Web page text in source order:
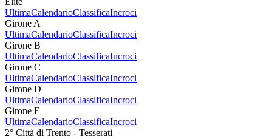
UltimaCalendarioClassificaIncroci
Girone A
UltimaCalendarioClassificaIncroci
Girone B
UltimaCalendarioClassificaIncroci
Girone C
UltimaCalendarioClassificaIncroci
Girone D
UltimaCalendarioClassificaIncroci
Girone E
UltimaCalendarioClassificaIncroci
2° Città di Trento - Tesserati